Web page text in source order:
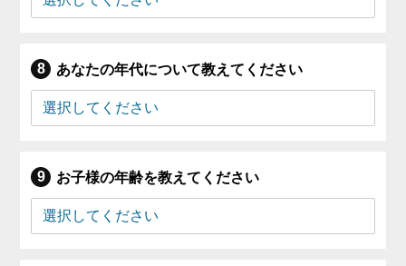
あなたの年代について教えてください
お子様の年齢を教えてください